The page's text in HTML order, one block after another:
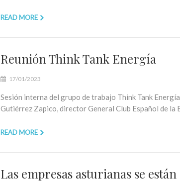
READ MORE
Reunión Think Tank Energía
17/01/2023
Sesión interna del grupo de trabajo Think Tank
Gutiérrez Zapico, director General Club Español de
READ MORE
Las empresas asturianas se